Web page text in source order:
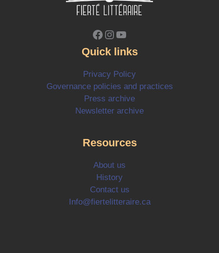
Facebook
Instagram
YouTube
Quick links
Privacy Policy
Governance policies and practices
Press archive
Newsletter archive
Resources
About us
History
Contact us
Info@fiertelitteraire.ca